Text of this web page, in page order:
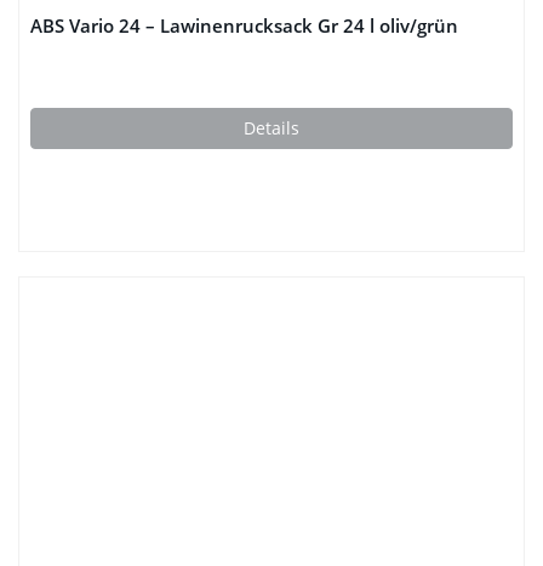
ABS Vario 24 – Lawinenrucksack Gr 24 l oliv/grün
Details